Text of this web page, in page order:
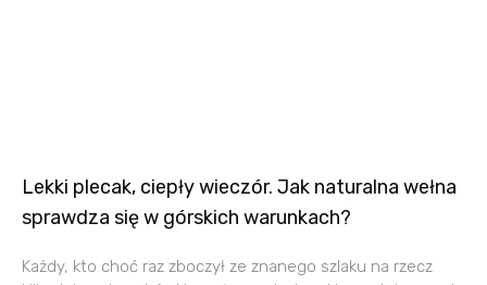
Lekki plecak, ciepły wieczór. Jak naturalna wełna
sprawdza się w górskich warunkach?
Każdy, kto choć raz zboczył ze znanego szlaku na rzecz